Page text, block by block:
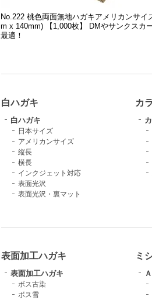
No.222 桃色両面無地ハガキアメリカンサイ
m x 140mm) 【1,000枚】 DMやサンクスカ
最適！
白ハガキ
白ハガキ
日本サイズ
アメリカンサイズ
縦長
横長
インクジェット対応
表面光沢
表面光沢・裏マット
カ
表面加工ハガキ
表面加工ハガキ
ボス古染
ボス雪
ミ